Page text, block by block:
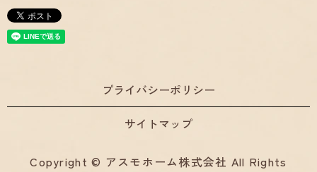
プライバシーポリシー
サイトマップ
Copyright © アスモホーム株式会社 All Rights